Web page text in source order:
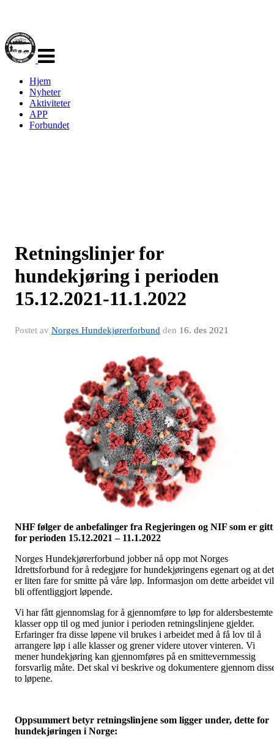
navigasjon
Hjem
Nyheter
Aktiviteter
APP
Forbundet
Retningslinjer for
hundekjøring i perioden
15.12.2021-11.1.2022
Postet av Norges Hundekjørerforbund den 16. des 2021
NHF følger de anbefalinger fra Regjeringen og NIF som er gitt
for perioden 15.12.2021 – 11.1.2022
Norges Hundekjørerforbund jobber nå opp mot Norges
Idrettsforbund for å redegjøre for hundekjøringens egenart og at det
er liten fare for smitte på våre løp. Informasjon om dette arbeidet vil
bli offentliggjort løpende.
Vi har fått gjennomslag for å gjennomføre to løp for aldersbestemte
klasser opp til og med junior i perioden retningslinjene gjelder.
Erfaringer fra disse løpene vil brukes i arbeidet med å få lov til å
arrangere løp i alle klasser og grener videre utover vinteren. Vi
mener hundekjøring kan gjennomføres på en smittevernmessig
forsvarlig måte. Det skal vi beskrive og dokumentere gjennom
to løpene.
Oppsummert betyr retningslinjene som ligger under, dette for
hundekjøringen i Norge: